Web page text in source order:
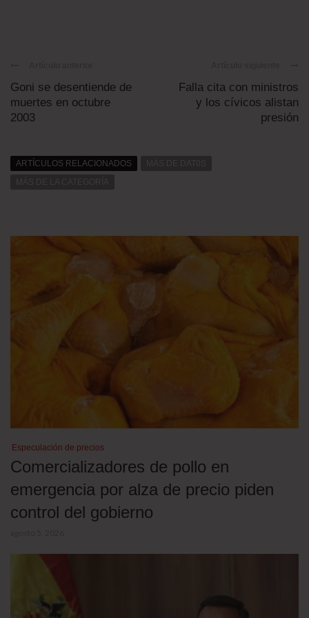
Goni se desentiende de
muertes en octubre
2003
Falla cita con ministros
y los cívicos alistan
presión
ARTÍCULOS RELACIONADOS
Especulación de precios
Comercializadores de pollo en
emergencia por alza de precio piden
control del gobierno